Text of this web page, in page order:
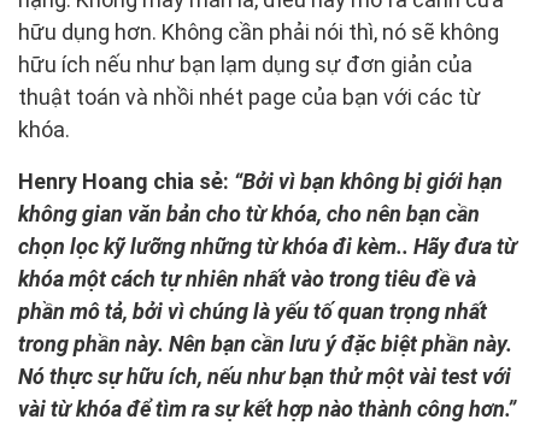
hữu dụng hơn. Không cần phải nói thì, nó sẽ không
hữu ích nếu như bạn lạm dụng sự đơn giản của
thuật toán và nhồi nhét page của bạn với các từ
khóa.
Henry Hoang chia sẻ: “Bởi vì bạn không bị giới hạn
không gian văn bản cho từ khóa, cho nên bạn cần
chọn lọc kỹ lưỡng những từ khóa đi kèm.. Hãy đưa từ
khóa một cách tự nhiên nhất vào trong tiêu đề và
phần mô tả, bởi vì chúng là yếu tố quan trọng nhất
trong phần này. Nên bạn cần lưu ý đặc biệt phần này.
Nó thực sự hữu ích, nếu như bạn thử một vài test với
vài từ khóa để tìm ra sự kết hợp nào thành công hơn.”